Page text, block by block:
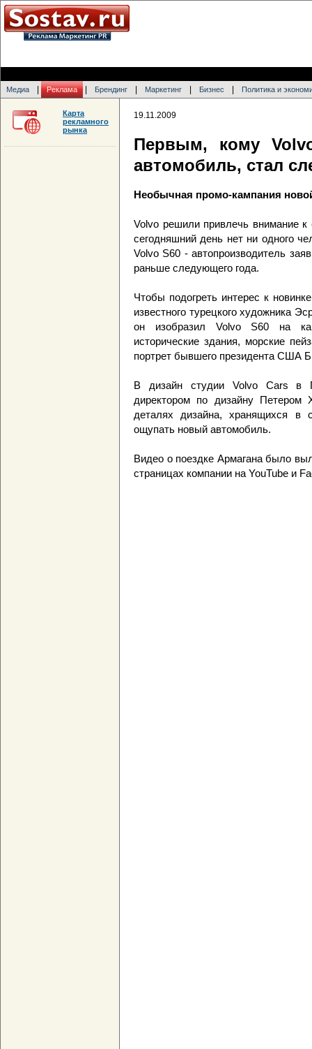
Медиа Реклама Брендинг Маркетинг Бизнес Политика и
19.11.2009
Первым, кому
автомобиль, стал
Необычная промо-кампания
Volvo решили привлечь внимание
сегодняшний день нет ни одного
Volvo S60 - автопроизводитель
раньше следующего года.
Чтобы подогреть интерес к
известного турецкого художника
он изобразил Volvo S60 на
исторические здания, морские
портрет бывшего президента США
В дизайн студии Volvo Cars в
директором по дизайну Петером
деталях дизайна, хранящихся в
ощупать новый автомобиль.
Видео о поездке Армагана было
страницах компании на YouTube и
Карта
рекламного
рынка